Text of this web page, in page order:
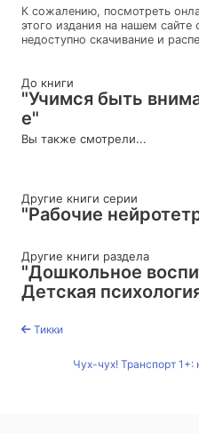
К сожалению, посмотреть
этого издания на нашем
недоступно скачивание и
До книги
"Учимся быть
е"
Вы также смотрели...
Другие книги серии
"Рабочие
Другие книги раздела
"Дошкольное
Детская
Тикки
Чух-чух! Транспорт